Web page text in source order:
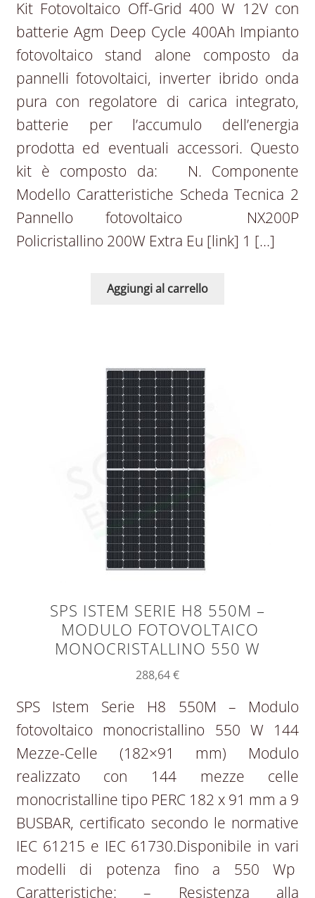
Kit Fotovoltaico Off-Grid 400 W 12V con
batterie Agm Deep Cycle 400Ah Impianto
fotovoltaico stand alone composto da
pannelli fotovoltaici, inverter ibrido onda
pura con regolatore di carica integrato,
batterie per l’accumulo dell’energia
prodotta ed eventuali accessori. Questo
kit è composto da: N. Componente
Modello Caratteristiche Scheda Tecnica 2
Pannello fotovoltaico NX200P
Policristallino 200W Extra Eu [link] 1 […]
Aggiungi al carrello
SPS ISTEM SERIE H8 550M –
MODULO FOTOVOLTAICO
MONOCRISTALLINO 550 W
288,64€
SPS Istem Serie H8 550M – Modulo
fotovoltaico monocristallino 550 W 144
Mezze-Celle (182×91 mm) Modulo
realizzato con 144 mezze celle
monocristalline tipo PERC 182 x 91 mm a 9
BUSBAR, certificato secondo le normative
IEC 61215 e IEC 61730.Disponibile in vari
modelli di potenza fino a 550 Wp
Caratteristiche: – Resistenza alla